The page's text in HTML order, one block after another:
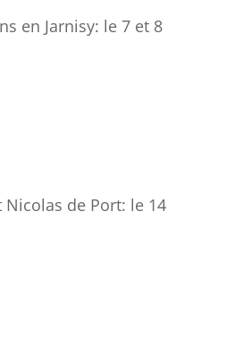
en Jarnisy: le 7 et 8
Nicolas de Port: le 14